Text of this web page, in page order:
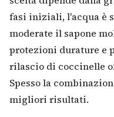
fasi iniziali, l'acqua è
moderate il sapone
protezioni durature e
rilascio di coccinelle
Spesso la
migliori risultati.